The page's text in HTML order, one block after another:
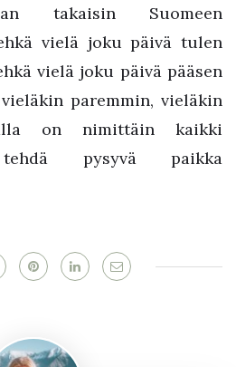
takaisin Suomeen
vielä joku päivä tulen
vielä joku päivä pääsen
paremmin, vieläkin
on nimittäin kaikki
tehdä pysyvä paikka